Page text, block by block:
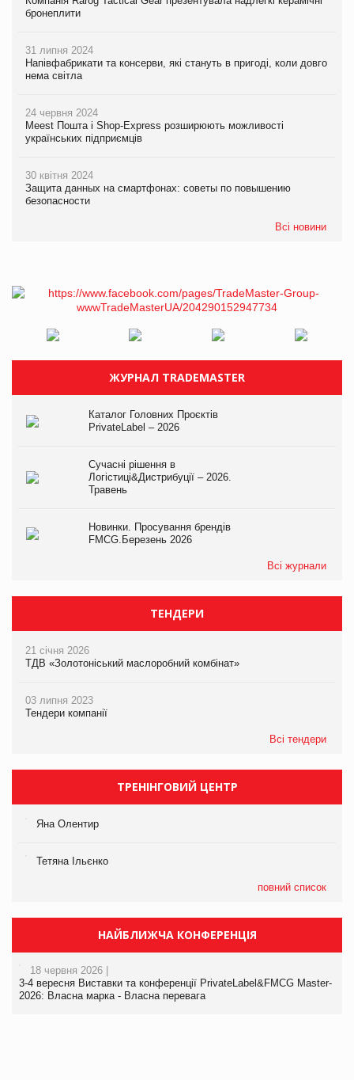
бронеплити
31 липня 2024
Напівфабрикати та консерви, які стануть в пригоді, коли довго
нема світла
24 червня 2024
Meest Пошта і Shop-Express розширюють можливості
українських підприємців
30 квітня 2024
Защита данных на смартфонах: советы по повышению
безопасности
Всі новини
ЖУРНАЛ TRADEMASTER
Каталог Головних Проєктів
PrivateLabel – 2026
Сучасні рішення в
Логістиці&Дистрибуції – 2026.
Травень
Новинки. Просування брендів
FMCG.Березень 2026
Всі журнали
ТЕНДЕРИ
21 січня 2026
ТДВ «Золотоніський маслоробний комбінат»
03 липня 2023
Тендери компанії
Всі тендери
ТРЕНІНГОВИЙ ЦЕНТР
Яна Олентир
Тетяна Ільєнко
повний список
НАЙБЛИЖЧА КОНФЕРЕНЦІЯ
18 червня 2026 |
3-4 вересня Виставки та конференції PrivateLabel&FMCG Master-
2026: Власна марка - Власна перевага